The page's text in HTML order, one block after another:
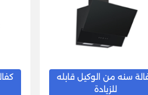
سنه من الوكيل قابله
للزيادة